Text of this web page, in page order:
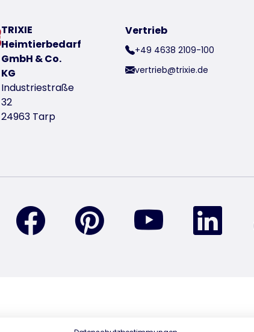
TRIXIE
Heimtierbedarf
GmbH & Co.
KG
Industriestraße
32
24963 Tarp
Vertrieb
+49 4638 2109-100
vertrieb@trixie.de
finden Sie uns auf Instagram
finden Sie uns auf Facebook
finden Sie uns auf Pinterest
finden Sie uns